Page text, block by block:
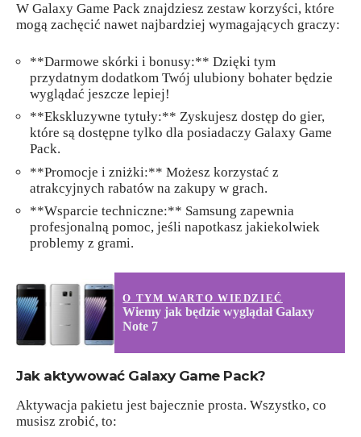
W Galaxy Game Pack znajdziesz zestaw korzyści, które
mogą zachęcić nawet najbardziej wymagających graczy:
**Darmowe skórki i bonusy:** Dzięki tym
przydatnym dodatkom Twój ulubiony bohater będzie
wyglądać jeszcze lepiej!
**Ekskluzywne tytuły:** Zyskujesz dostęp do gier,
które są dostępne tylko dla posiadaczy Galaxy Game
Pack.
**Promocje i zniżki:** Możesz korzystać z
atrakcyjnych rabatów na zakupy w grach.
**Wsparcie techniczne:** Samsung zapewnia
profesjonalną pomoc, jeśli napotkasz jakiekolwiek
problemy z grami.
O TYM WARTO WIEDZIEĆ
Wiemy jak będzie wyglądał Galaxy
Note 7
Jak aktywować Galaxy Game Pack?
Aktywacja pakietu jest bajecznie prosta. Wszystko, co
musisz zrobić, to: